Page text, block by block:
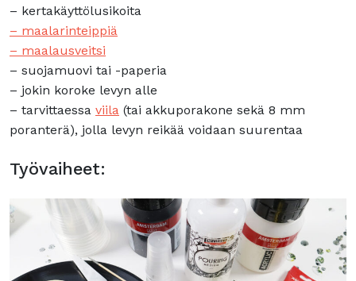
– kertakäyttölusikoita
– maalarinteippiä
– maalausveitsi
– suojamuovi tai -paperia
– jokin koroke levyn alle
– tarvittaessa viila (tai akkuporakone sekä 8 mm
poranterä), jolla levyn reikää voidaan suurentaa
Työvaiheet: